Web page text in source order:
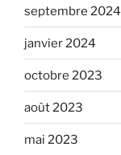
septembre 2024
janvier 2024
octobre 2023
août 2023
mai 2023